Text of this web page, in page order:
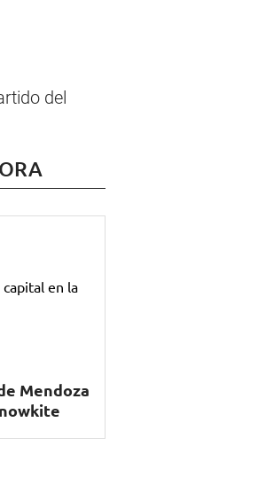
del
Mendoza